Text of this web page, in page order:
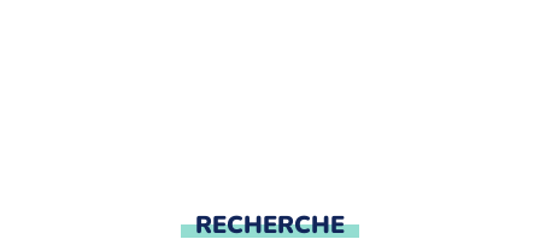
RECHERCHE